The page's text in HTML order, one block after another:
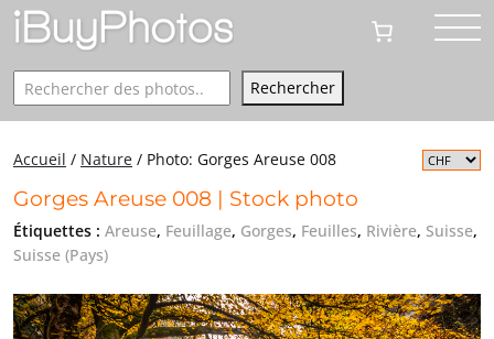
Rechercher Rechercher
Accueil / Nature / Photo: Gorges Areuse 008
Gorges Areuse 008 | Stock photo
Étiquettes : Areuse, Feuillage, Gorges, Feuilles, Rivière, Suisse,
Suisse (Pays)